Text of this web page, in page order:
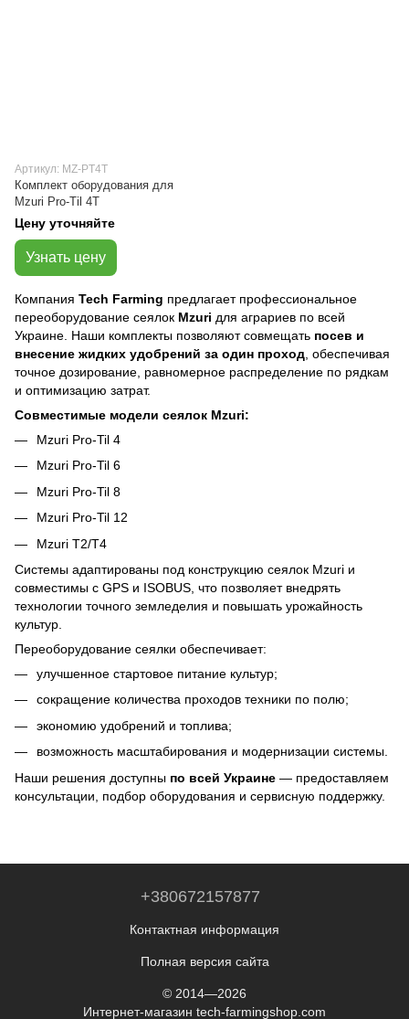
Артикул: MZ-PT4T
Комплект оборудования для
Mzuri Pro-Til 4T
Цену уточняйте
Узнать цену
Компания Tech Farming предлагает профессиональное
переоборудование сеялок Mzuri для аграриев по всей
Украине. Наши комплекты позволяют совмещать посев и
внесение жидких удобрений за один проход , обеспечивая
точное дозирование, равномерное распределение по рядкам
и оптимизацию затрат.
Совместимые модели сеялок Mzuri:
Mzuri Pro-Til 4
Mzuri Pro-Til 6
Mzuri Pro-Til 8
Mzuri Pro-Til 12
Mzuri T2/T4
Системы адаптированы под конструкцию сеялок Mzuri и
совместимы с GPS и ISOBUS, что позволяет внедрять
технологии точного земледелия и повышать урожайность
культур.
Переоборудование сеялки обеспечивает:
улучшенное стартовое питание культур;
сокращение количества проходов техники по полю;
экономию удобрений и топлива;
возможность масштабирования и модернизации системы.
Наши решения доступны по всей Украине — предоставляем
консультации, подбор оборудования и сервисную поддержку.
+380672157877
Контактная информация
Полная версия сайта
© 2014—2026
Интернет-магазин tech-farmingshop.com